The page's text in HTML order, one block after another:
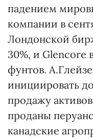
падением
компании в
Лондонской
30%, и Glencore
фунтов.
инициировать
продажу
проданы
канадские